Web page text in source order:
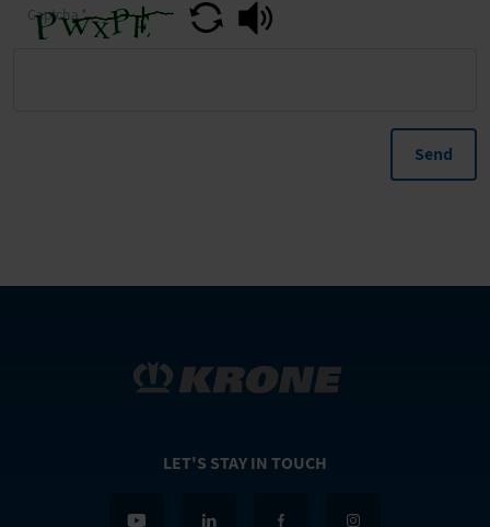
Captcha*
Send
LET'S STAY IN TOUCH